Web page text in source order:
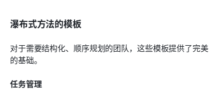
瀑布式方法的模板
对于需要结构化、顺序规划的团队，这些模板提供了完美
的基础。
任务管理